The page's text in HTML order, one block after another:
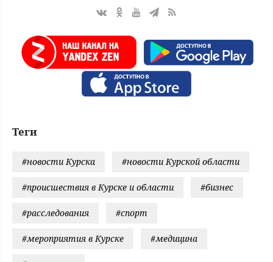
Теги
#новости Курска #новости Курской области
#происшествия в Курске и области #бизнес
#расследования #спорт
#мероприятия в Курске #медицина